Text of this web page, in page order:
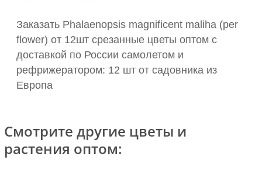
Заказать Phalaenopsis magnificent maliha (per
flower) от 12шт срезанные цветы оптом с
доставкой по России самолетом и
рефрижератором: 12 шт от садовника из
Европа
Смотрите другие цветы и
растения оптом: